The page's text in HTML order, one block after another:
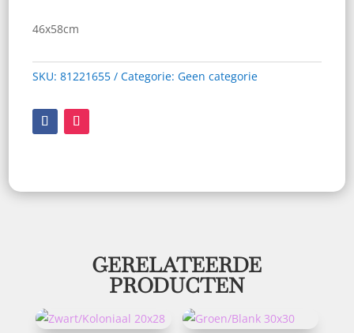
46x58cm
SKU:81221655 Categorie: Geen categorie
GERELATEERDE
PRODUCTEN